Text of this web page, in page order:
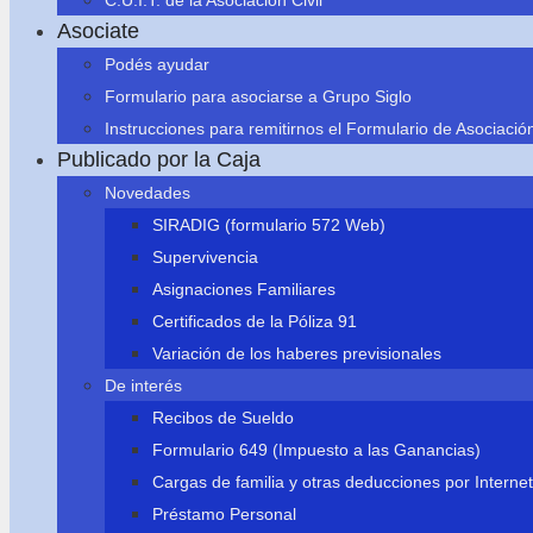
Asociate
Podés ayudar
Formulario para asociarse a Grupo Siglo
Instrucciones para remitirnos el Formulario de
Publicado por la Caja
Novedades
SIRADIG (formulario 572 Web)
Supervivencia
Asignaciones Familiares
Certificados de la Póliza 91
Variación de los haberes previsionales
De interés
Recibos de Sueldo
Formulario 649 (Impuesto a las Ganancias)
Cargas de familia y otras deducciones por Internet
Préstamo Personal